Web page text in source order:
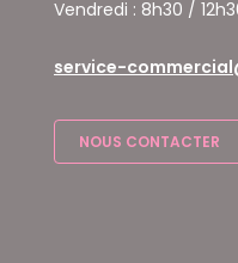
Vendredi : 8h30 /
service-
NOUS CONTACTER